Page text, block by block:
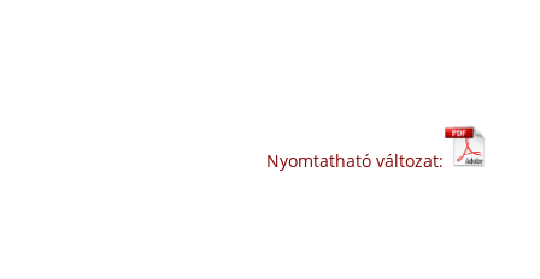
Nyomtatható változat: